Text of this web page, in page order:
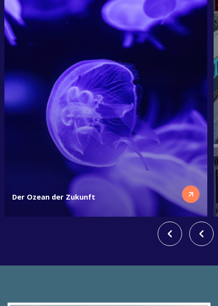
Der Ozean der Zukunft